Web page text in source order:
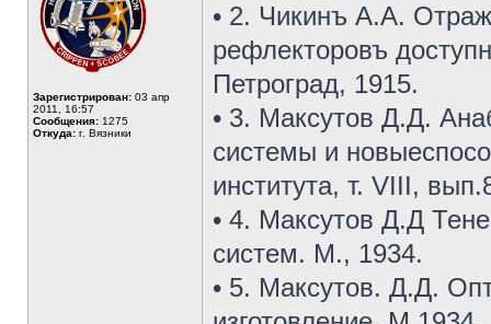
Зарегистрирован: 03 апр
2011, 16:57
Сообщения: 1275
Откуда: г. Вязники
• 2. Чикинъ А.А.
рефлекторовъ
Петроград, 1915.
• 3. Максутов Д.Д.
системы и
института, т. VIII,
• 4. Максутов Д.Д
систем. М., 1934.
• 5. Максутов. Д.Д.